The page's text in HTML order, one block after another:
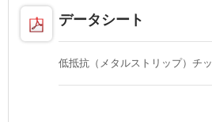
データシート
低抵抗（メタルストリップ）チ